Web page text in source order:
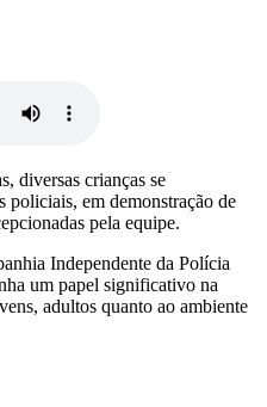
diversas crianças se
policiais, em demonstração de
pela equipe.
Independente da Polícia
um papel significativo na
adultos quanto ao ambiente